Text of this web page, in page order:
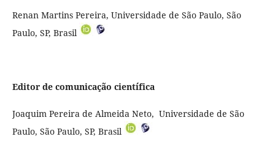
Renan Martins Pereira, Universidade de São Paulo, São
Paulo, SP, Brasil
Editor de comunicação científica
Joaquim Pereira de Almeida Neto, Universidade de São
Paulo, São Paulo, SP, Brasil